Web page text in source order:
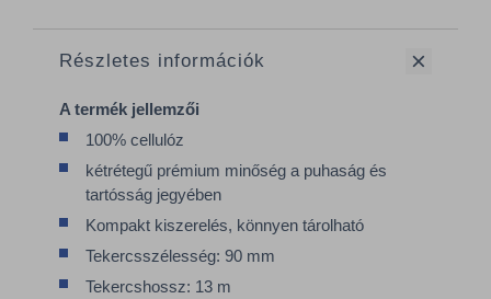
Részletes információk
A termék jellemzői
100% cellulóz
kétrétegű prémium minőség a puhaság és
tartósság jegyében
Kompakt kiszerelés, könnyen tárolható
Tekercsszélesség: 90 mm
Tekercshossz: 13 m